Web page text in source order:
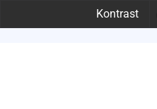
Kontrast